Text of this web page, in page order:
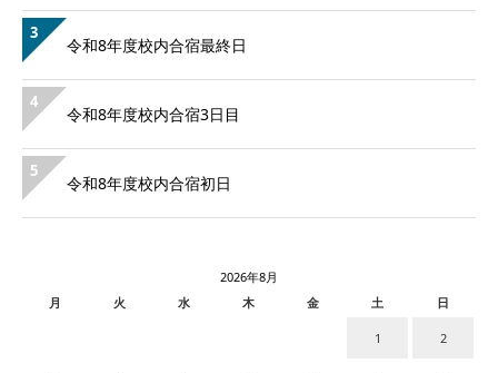
3
令和8年度校内合宿最終日
4
令和8年度校内合宿3日目
5
令和8年度校内合宿初日
2026年8月
月
火 水 木 金 土 日
1 2